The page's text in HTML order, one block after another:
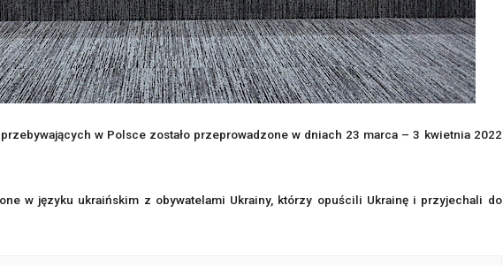
w Polsce zostało przeprowadzone w dniach 23 marca – 3 kwietnia 2022
w języku ukraińskim z obywatelami Ukrainy, którzy opuścili Ukrainę i przyjechali do